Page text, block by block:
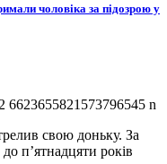
чоловіка за підозрою у
свою доньку. За
п’ятнадцяти років